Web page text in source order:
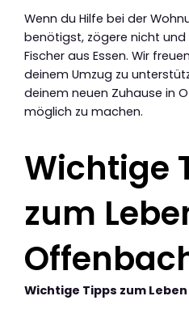
Wenn du Hilfe bei der
benötigst, zögere nicht und
Fischer aus Essen. Wir
deinem Umzug zu
deinem neuen Zuhause in
möglich zu machen.
Wichtige
zum
Wichtige Tipps zum